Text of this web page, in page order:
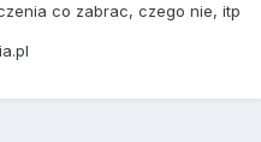
co zabrac, czego nie, itp